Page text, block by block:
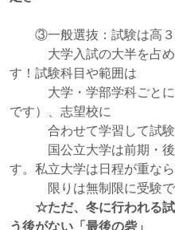
③一般選抜：試験は高３
大学入試の大半を占め
す！試験科目や範囲は
大学・学部学科ごとに
です）、志望校に
合わせて学習して試験
国公立大学は前期・後
す。私立大学は日程が重な
限りは無制限に受験で
☆ただ、冬に行われる
う後がない「最後の砦」